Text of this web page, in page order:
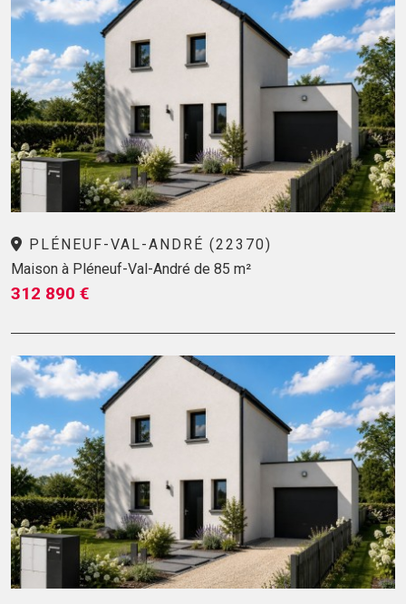
PLÉNEUF-VAL-ANDRÉ (22370)
Maison à Pléneuf-Val-André de 85 m²
312 890 €